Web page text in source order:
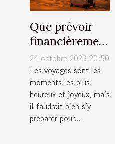
Que prévoir
financièrement
pour un
voyage à
Dubaï ?
24 octobre 2023 20:50
Les voyages sont les
moments les plus
heureux et joyeux, mais
il faudrait bien s’y
préparer pour...